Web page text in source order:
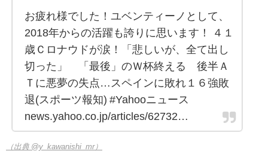
お疲れ様でした！ユベンティーノとして、
2018年からの活躍も誇りに思います！ ４１
歳Ｃロナウドが涙！「悲しいが、全て出し
切った」 「最後」のＷ杯終える 後半Ａ
Ｔに悪夢の失点…スペインに敗れ１６強敗
退(スポーツ報知) #Yahooニュース
news.yahoo.co.jp/articles/62732…
（出典 @y_kawanishi_mr）